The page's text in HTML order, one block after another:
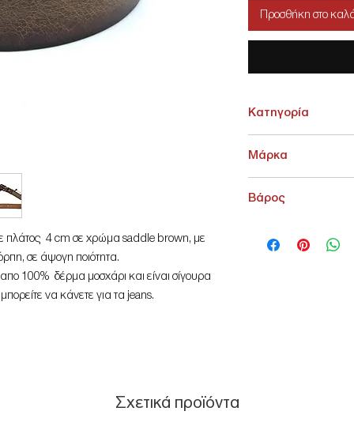
πλάτος 4 cm σε χρώμα saddle brown, με
σε άψογη ποιότητα.
100% δέρμα μοσχάρι και είναι σίγουρα
να κάνετε για τα jeans.
έχει πέντε οπές και είναι
Προσθήκη στο
Κατηγορία
Μάρκα
Βάρος
Σχετικά προϊόντα